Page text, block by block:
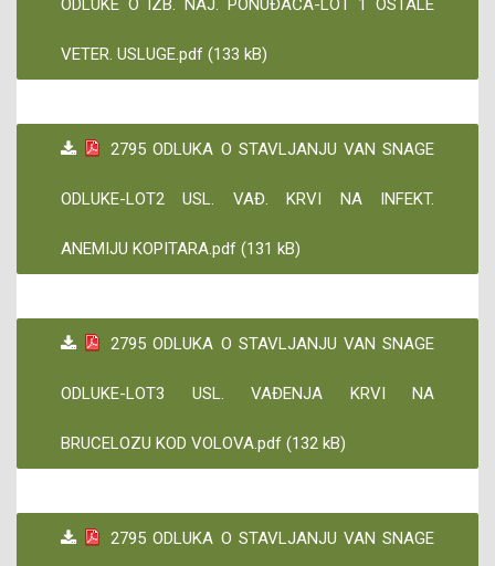
ODLUKE O IZB. NAJ. PONUĐAČA-LOT 1 OSTALE
VETER. USLUGE.pdf (133 kB)
2795 ODLUKA O STAVLJANJU VAN SNAGE
ODLUKE-LOT2 USL. VAĐ. KRVI NA INFEKT.
ANEMIJU KOPITARA.pdf (131 kB)
2795 ODLUKA O STAVLJANJU VAN SNAGE
ODLUKE-LOT3 USL. VAĐENJA KRVI NA
BRUCELOZU KOD VOLOVA.pdf (132 kB)
2795 ODLUKA O STAVLJANJU VAN SNAGE